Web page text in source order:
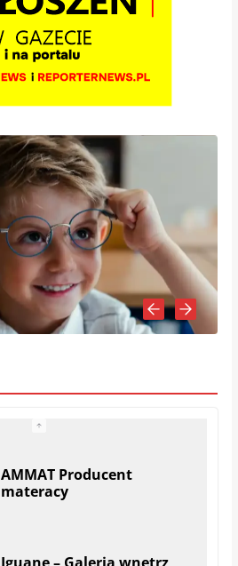
AMMAT Producent
materacy